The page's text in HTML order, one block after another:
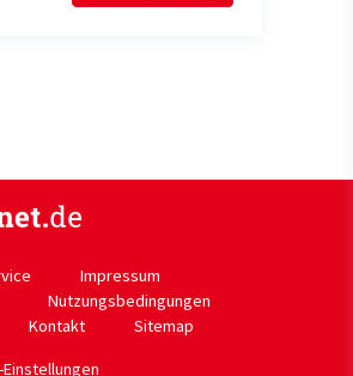
Impressum
Nutzungsbedingungen
Kontakt
Sitemap